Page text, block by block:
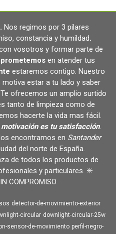
. Nos regimos por 3 pilares
constancia y humildad.
vosotros y formar parte de
en atender tus
estaremos contigo. Nuestro
motiva estar a tu lado y saber
ofrecemos un amplio surtido
tanto de limpieza como de
hacerte la vida mas fácil.
motivación es tu satisfacción.
encontramos en Santander
del norte de España.
de todos los productos de
y particulares. ✳️
COMPROMISO
detector-de-movimiento-exterior
circular downlight-circular-25w
sensor-de-movimiento perfil-negro-